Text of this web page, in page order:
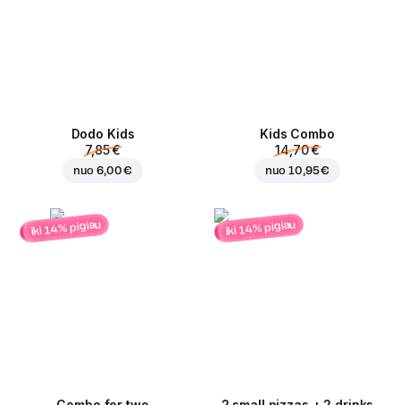
Dodo Kids
7,85 €
nuo6,00 €
Kids Combo
14,70 €
nuo10,95 €
iki 14% pigiau iki 14% pigiau